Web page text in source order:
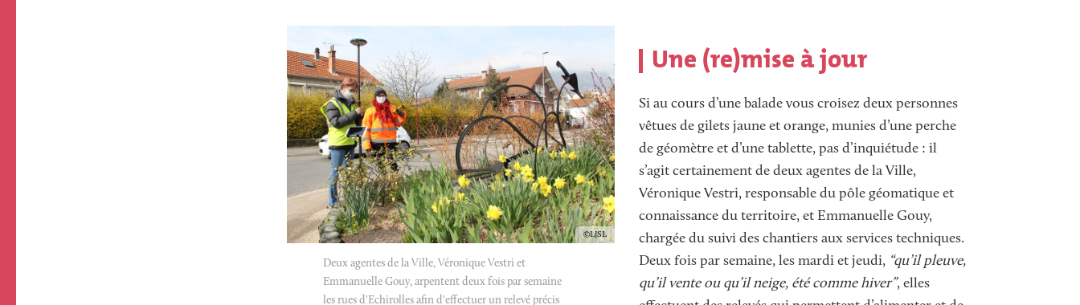
Copyright
LJSL
Deux agentes de la Ville, Véronique Vestri et
Emmanuelle Gouy, arpentent deux fois par semaine
les rues d'Echirolles afin d'effectuer un relevé précis
Une (re)mise à jour
Si au cours d’une balade vous croisez deux personnes
vêtues de gilets jaune et orange, munies d’une perche
de géomètre et d’une tablette, pas d’inquiétude : il
s’agit certainement de deux agentes de la Ville,
Véronique Vestri, responsable du pôle géomatique et
connaissance du territoire, et Emmanuelle Gouy,
chargée du suivi des chantiers aux services techniques.
Deux fois par semaine, les mardi et jeudi,“qu’il pleuve,
qu’il vente ou qu’il neige, été comme hiver”, elles